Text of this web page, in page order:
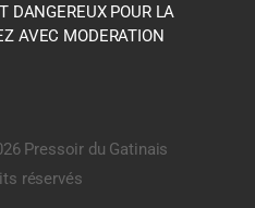
DANGEREUX POUR LA
AVEC MODERATION
Pressoir du Gatinais
réservés